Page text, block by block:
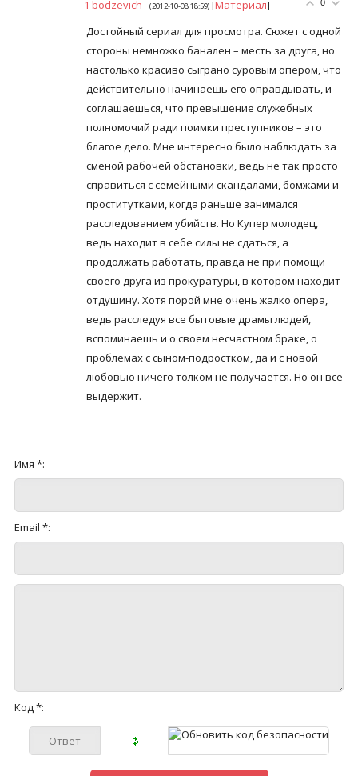
0
1 bodzevich (2012-10-08 18:59) [Материал]
Достойный сериал для просмотра. Сюжет с одной
стороны немножко банален – месть за друга, но
настолько красиво сыграно суровым опером, что
действительно начинаешь его оправдывать, и
соглашаешься, что превышение служебных
полномочий ради поимки преступников – это
благое дело. Мне интересно было наблюдать за
сменой рабочей обстановки, ведь не так просто
справиться с семейными скандалами, бомжами и
проститутками, когда раньше занимался
расследованием убийств. Но Купер молодец,
ведь находит в себе силы не сдаться, а
продолжать работать, правда не при помощи
своего друга из прокуратуры, в котором находит
отдушину. Хотя порой мне очень жалко опера,
ведь расследуя все бытовые драмы людей,
вспоминаешь и о своем несчастном браке, о
проблемах с сыном-подростком, да и с новой
любовью ничего толком не получается. Но он все
выдержит.
Имя *:
Email *:
Код *: